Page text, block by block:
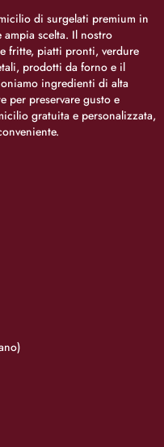
di surgelati premium in
scelta. Il nostro
fritte, piatti pronti, verdure
prodotti da forno e il
ingredienti di alta
per preservare gusto e
gratuita e personalizzata,